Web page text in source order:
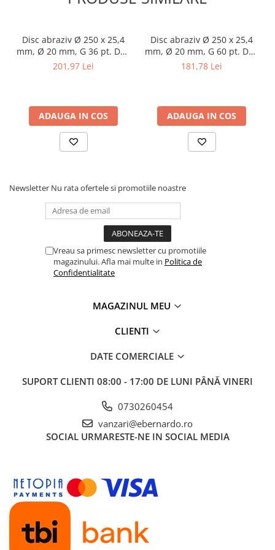
Masini electrice de filetat
Masini de gaurit cu talpa
magnetica
Instalatii de spalare a pieselor
Lame de ferăstrău cu acoperire
TiN
Panze de taiere cu banda verticala
ferastraie
Roti de lustruit
Standuri pentru ferăstraie cu
frezat
Standuri pentru mașini de șlefuit
Standuri pentru strunguri metal
Disc abraziv Ø 250 x 25,4
mm, Ø 20 mm, G 36 pt. DSA
250
201,97 Lei
ADAUGA IN COS
Disc abraziv Ø 250 x 25,4
mm, Ø 20 mm, G 60 pt. DSA
250
181,78 Lei
ADAUGA IN COS
Newsletter Nu rata ofertele si promotiile noastre
Vreau sa primesc newsletter cu promotiile
magazinului. Afla mai multe in Politica de
Confidentialitate
MAGAZINUL MEU
CLIENTI
DATE COMERCIALE
SUPORT CLIENTI 08:00 - 17:00 DE LUNI PÂNĂ VINERI
0730260454
vanzari@ebernardo.ro
SOCIAL URMARESTE-NE IN SOCIAL MEDIA